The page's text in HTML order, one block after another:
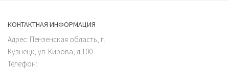
КОНТАКТНАЯ ИНФОРМАЦИЯ
Адрес: Пензенская область, г.
Кузнецк, ул. Кирова, д.100
Телефон: